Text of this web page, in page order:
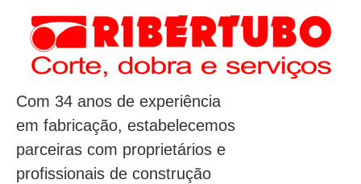
Com 34 anos de experiência
em fabricação, estabelecemos
parceiras com proprietários e
profissionais de construção